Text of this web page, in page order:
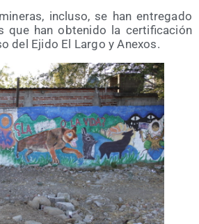
inclu­so, se han entre­ga­do
que han obte­ni­do la cer­ti­fi­ca­ción
del Eji­do El Lar­go y Anexos.